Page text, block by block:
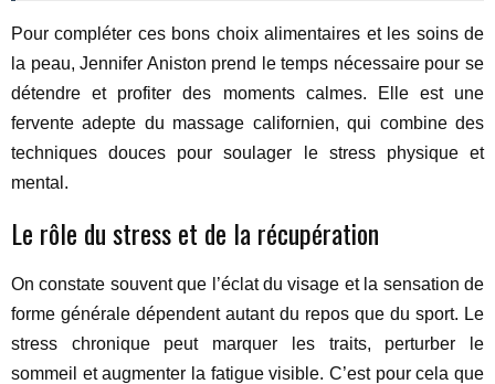
Pour compléter ces bons choix alimentaires et les soins de
la peau, Jennifer Aniston prend le temps nécessaire pour se
détendre et profiter des moments calmes. Elle est une
fervente adepte du massage californien, qui combine des
techniques douces pour soulager le stress physique et
mental.
Le rôle du stress et de la récupération
On constate souvent que l’éclat du visage et la sensation de
forme générale dépendent autant du repos que du sport. Le
stress chronique peut marquer les traits, perturber le
sommeil et augmenter la fatigue visible. C’est pour cela que